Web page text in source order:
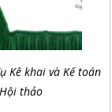
Kê khai và Kế toán
thảo